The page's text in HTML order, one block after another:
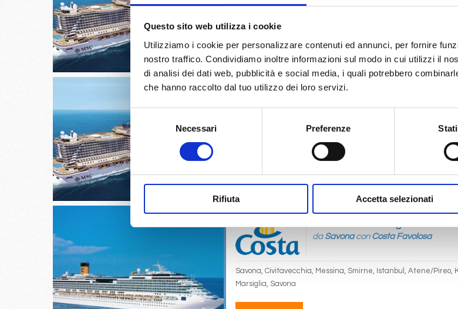
Questo sito web utilizza i cookie
Utilizziamo i cookie per personalizzare contenuti ed annunci, per fornire
nostro traffico. Condividiamo inoltre informazioni sul modo in cui utilizzi il
di analisi dei dati web, pubblicità e social media, i quali potrebbero
che hanno raccolto dal tuo utilizzo dei loro servizi.
Selezione
del
consenso
Necessari Preferenze
Rifiuta Accetta selezionati
Palma de mallorca, Barcellona, Provence(marseilles), Genova,
€ 873
daBarcellonaconMSC World Europa
Barcellona, Provence(marseilles), Genova, La Spezia,
€ 873
da Savonacon Costa Favolosa
Savona, Civitavecchia, Messina, Smirne, Istanbul, Atene/Pireo,
Marsiglia, Savona